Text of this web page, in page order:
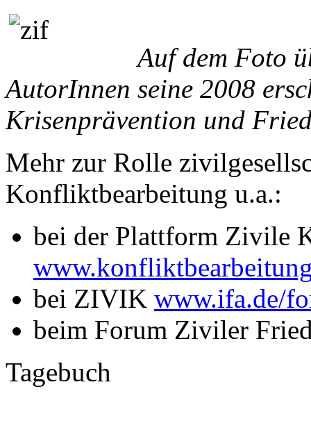
Auf dem Foto
AutorInnen seine 2008
Krisenprävention und
Mehr zur Rolle
Konfliktbearbeitung u.a.:
bei der Plattform Zivile
bei ZIVIK www.ifa.de/
beim Forum Ziviler
Tagebuch